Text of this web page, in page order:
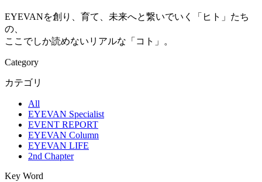
EYEVANを創り、育て、未来へと繋いでいく「ヒト」たち
の、
ここでしか読めないリアルな「コト」。
Category
カテゴリ
All
EYEVAN Specialist
EVENT REPORT
EYEVAN Column
EYEVAN LIFE
2nd Chapter
Key Word